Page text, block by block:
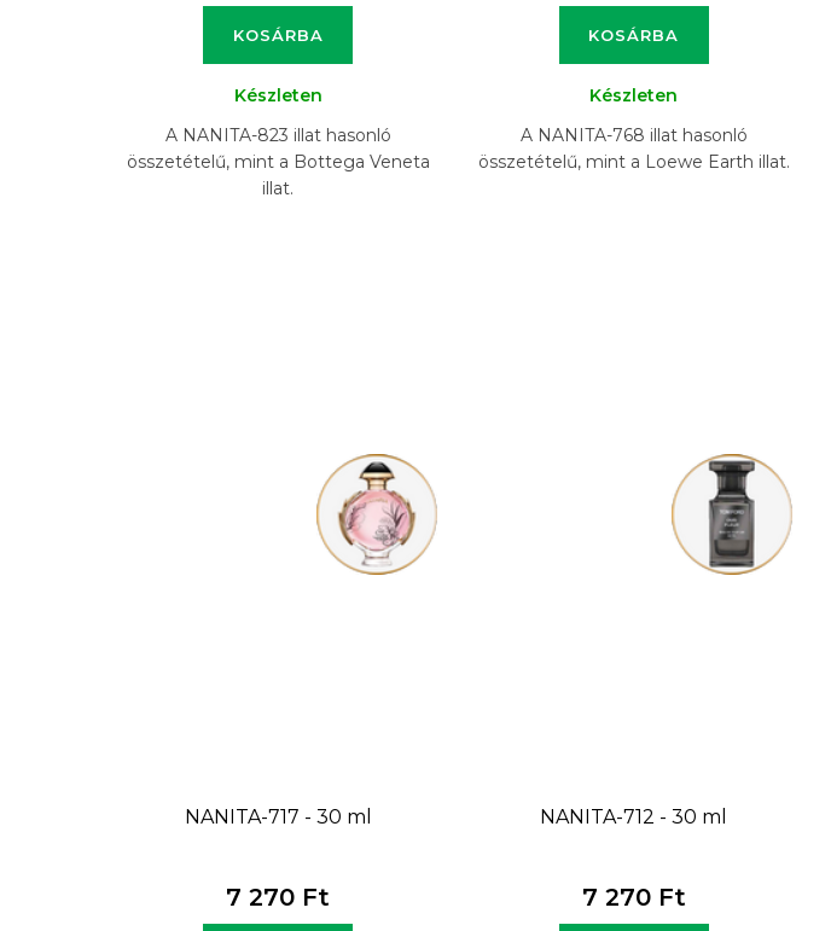
KOSÁRBA
Készleten
A NANITA-823 illat hasonló
összetételű, mint a Bottega Veneta
illat.
KOSÁRBA
Készleten
A NANITA-768 illat hasonló
összetételű, mint a Loewe Earth illat.
NANITA-717 - 30 ml
7 270 Ft
NANITA-712 - 30 ml
7 270 Ft